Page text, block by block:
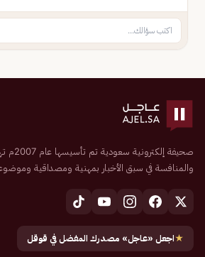
صحيفة
والمنافسة في سبق الأخبار بمهنية ومصداقية
★اجعل «عاجل» مصدرك المفضل في قوقل